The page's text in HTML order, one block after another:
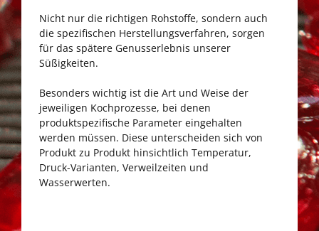
bei
ihrer
Auswahl:
Nicht nur die richtigen Rohstoffe, sondern auch
die spezifischen Herstellungsverfahren, sorgen
für das spätere Genusserlebnis unserer
Süßigkeiten.
Besonders wichtig ist die Art und Weise der
jeweiligen Kochprozesse, bei denen
produktspezifische Parameter eingehalten
werden müssen. Diese unterscheiden sich von
Produkt zu Produkt hinsichtlich Temperatur,
Druck-Varianten, Verweilzeiten und
Wasserwerten.